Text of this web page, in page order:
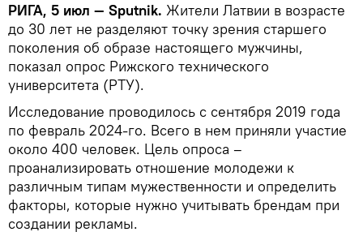
РИГА, 5 июл — Sputnik. Жители Латвии в возрасте
до 30 лет не разделяют точку зрения старшего
поколения об образе настоящего мужчины,
показал опрос Рижского технического
университета (РТУ).
Исследование проводилось с сентября 2019 года
по февраль 2024-го. Всего в нем приняли участие
около 400 человек. Цель опроса –
проанализировать отношение молодежи к
различным типам мужественности и определить
факторы, которые нужно учитывать брендам при
создании рекламы.